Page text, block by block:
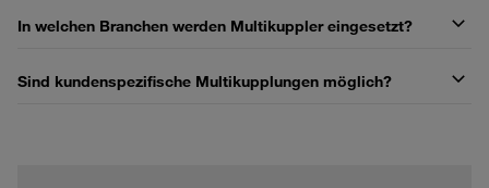
In welchen Branchen werden Multikuppler eingesetzt?
Sind kundenspezifische Multikupplungen möglich?